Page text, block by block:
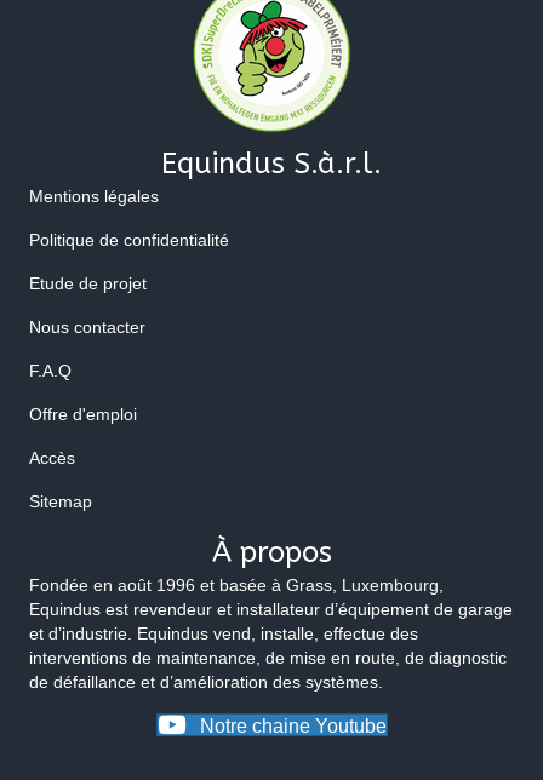
Equindus S.à.r.l.
Mentions légales
Politique de confidentialité
Etude de projet
Nous contacter
F.A.Q
Offre d'emploi
Accès
Sitemap
À propos
Fondée en août 1996 et basée à Grass, Luxembourg,
Equindus est revendeur et installateur d’équipement de garage
et d’industrie. Equindus vend, installe, effectue des
interventions de maintenance, de mise en route, de diagnostic
de défaillance et d’amélioration des systèmes.
Notre chaine Youtube